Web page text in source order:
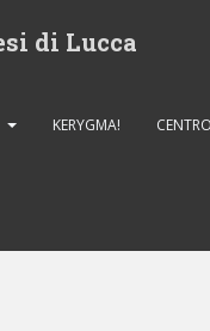
di Lucca
KERYGMA!